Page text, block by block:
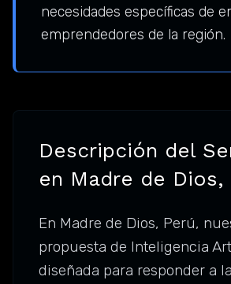
necesidades específicas de
emprendedores de la región.
Descripción del
en Madre de Dios,
En Madre de Dios, Perú,
propuesta de Inteligencia
diseñada para responder a